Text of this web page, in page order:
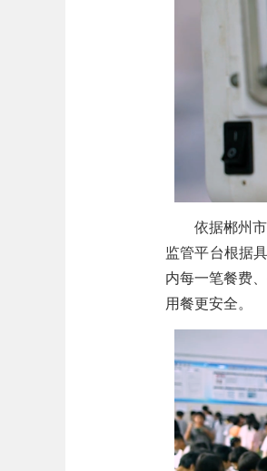
依据郴州
监管平台根据
内每一笔餐费
用餐更安全。